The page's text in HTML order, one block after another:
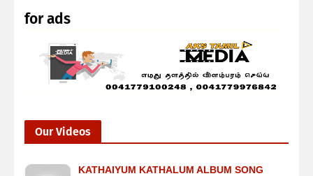
for ads
Our Videos
KATHAIYUM KATHALUM ALBUM SONG